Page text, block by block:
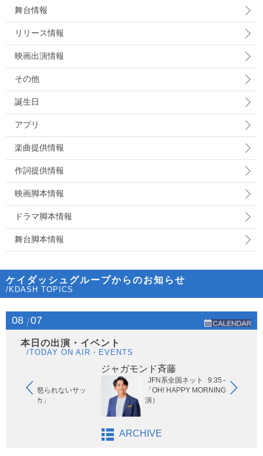
舞台情報
リリース情報
映画出演情報
その他
誕生日
アプリ
楽曲提供情報
作詞提供情報
映画脚本情報
ドラマ脚本情報
舞台脚本情報
ケイダッシュグループからのお知らせ
/KDASH TOPICS
08 07
本日の出演・イベント
/TODAY ON AIR・EVENTS
られないサッ
ジャガモンド斉藤
JFN系全国ネット 9:35～9:55
「OH! HAPPY MORNING」（リモート出
演）
ARCHIVE